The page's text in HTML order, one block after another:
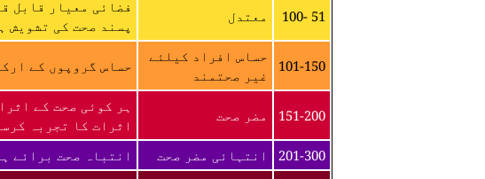
51 -100 معتدل
فضائی معیار قابل
پسند صحت کی تشویش
101-150
حساس افراد کیلئے
غیر صحتمند
حساس گروپوں کے
151-200 مضر صحت
ہر کوئی صحت کے
اثرات کا تجربہ
201-300
انتہائی مضر صحت
انتباہ صحت برائے